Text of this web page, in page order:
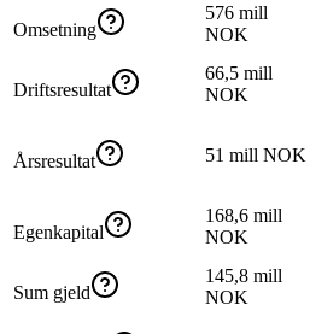
Omsetning
576 mill
NOK
Driftsresultat
66,5 mill
NOK
Årsresultat 51 mill NOK
Egenkapital
168,6 mill
NOK
Sum gjeld
145,8 mill
NOK